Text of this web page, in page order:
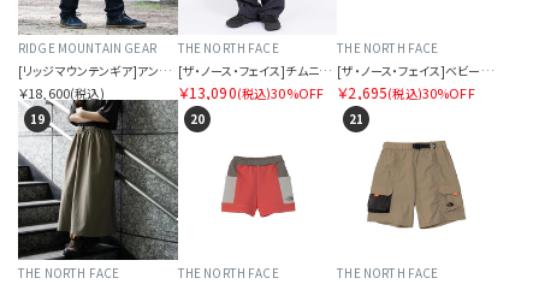
RIDGE MOUNTAIN GEAR
[リッジマウンテンギア]アンワインドパンツ
￥18,600(税込)
THE NORTH FACE
[ザ・ノース・フェイス]チムニーウインドパンツ
￥13,090(税込)30%OFF
THE NORTH FACE
[ザ・ノース・フェイス]ベビーラッチパイルショーツ
￥2,695(税込)30%OFF
19
THE NORTH FACE
20
THE NORTH FACE
21
THE NORTH FACE